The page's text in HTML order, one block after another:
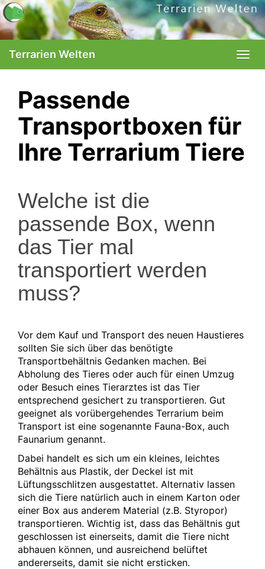
Skip
to
main
Terrarien Welten
Passende
Transportboxen für
Ihre Terrarium Tiere
Welche ist die
passende Box, wenn
das Tier mal
transportiert werden
muss?
Vor dem Kauf und Transport des neuen Haustieres
sollten Sie sich über das benötigte
Transportbehältnis Gedanken machen. Bei
Abholung des Tieres oder auch für einen Umzug
oder Besuch eines Tierarztes ist das Tier
entsprechend gesichert zu transportieren. Gut
geeignet als vorübergehendes Terrarium beim
Transport ist eine sogenannte Fauna-Box, auch
Faunarium genannt.
Dabei handelt es sich um ein kleines, leichtes
Behältnis aus Plastik, der Deckel ist mit
Lüftungsschlitzen ausgestattet. Alternativ lassen
sich die Tiere natürlich auch in einem Karton oder
einer Box aus anderem Material (z.B. Styropor)
transportieren. Wichtig ist, dass das Behältnis gut
geschlossen ist einerseits, damit die Tiere nicht
abhauen können, und ausreichend belüftet
andererseits, damit sie nicht ersticken.